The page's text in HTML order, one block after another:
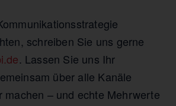
schreiben Sie uns gerne
. Lassen Sie uns Ihr
über alle Kanäle
machen – und echte Mehrwerte